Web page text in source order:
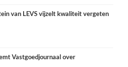
van LEVS vijzelt kwaliteit vergeten
Vastgoedjournaal over